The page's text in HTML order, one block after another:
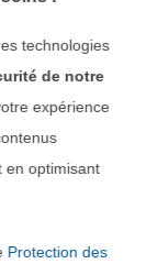
technologies
de notre
expérience
en optimisant
Protection des